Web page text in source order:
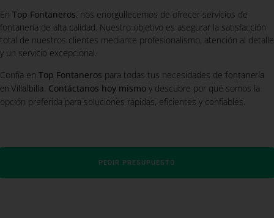
En Top Fontaneros, nos enorgullecemos de ofrecer servicios de
fontanería de alta calidad. Nuestro objetivo es asegurar la satisfacción
total de nuestros clientes mediante profesionalismo, atención al detalle
y un servicio excepcional.
Confía en Top Fontaneros para todas tus necesidades de fontanería
en Villalbilla. Contáctanos hoy mismo y descubre por qué somos la
opción preferida para soluciones rápidas, eficientes y confiables.
PEDIR PRESUPUESTO